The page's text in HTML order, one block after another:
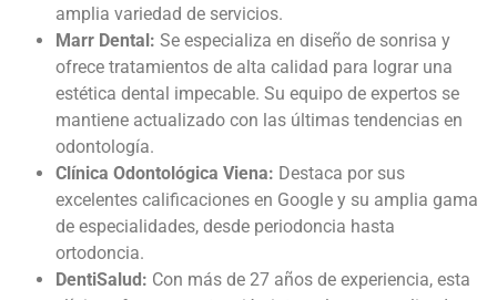
amplia variedad de servicios.
Marr Dental: Se especializa en diseño de sonrisa y
ofrece tratamientos de alta calidad para lograr una
estética dental impecable. Su equipo de expertos se
mantiene actualizado con las últimas tendencias en
odontología.
Clínica Odontológica Viena: Destaca por sus
excelentes calificaciones en Google y su amplia gama
de especialidades, desde periodoncia hasta
ortodoncia.
DentiSalud: Con más de 27 años de experiencia, esta